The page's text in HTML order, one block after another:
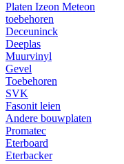
Platen Izeon Meteon
toebehoren
Deceuninck
Deeplas
Muurvinyl
Gevel
Toebehoren
SVK
Fasonit leien
Andere bouwplaten
Promatec
Eterboard
Eterbacker